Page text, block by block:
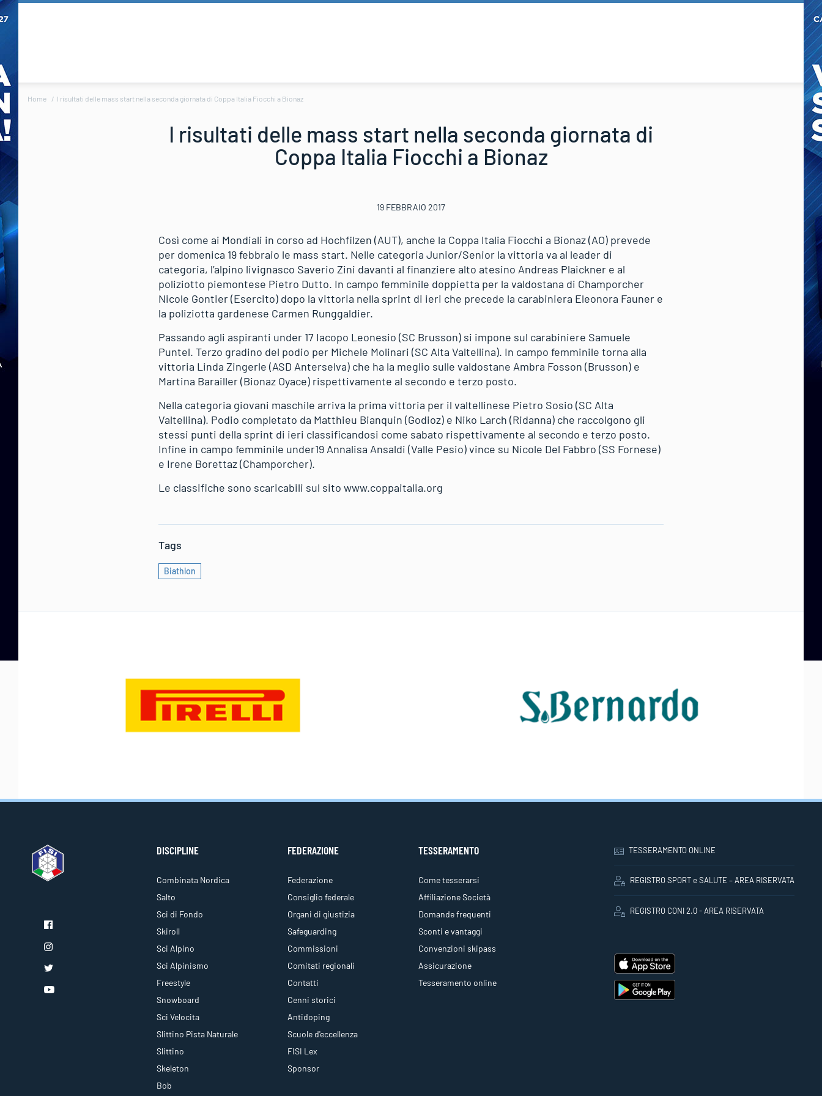
Home I risultati delle mass start nella seconda giornata di Coppa Italia Fiocchi a Bionaz
I risultati delle mass start nella seconda giornata di
Coppa Italia Fiocchi a Bionaz
19 FEBBRAIO 2017
Così come ai Mondiali in corso ad Hochfilzen (AUT), anche la Coppa Italia Fiocchi a Bionaz (AO) prevede
per domenica 19 febbraio le mass start. Nelle categoria Junior/Senior la vittoria va al leader di
categoria, l’alpino livignasco Saverio Zini davanti al finanziere alto atesino Andreas Plaickner e al
poliziotto piemontese Pietro Dutto. In campo femminile doppietta per la valdostana di Champorcher
Nicole Gontier (Esercito) dopo la vittoria nella sprint di ieri che precede la carabiniera Eleonora Fauner e
la poliziotta gardenese Carmen Runggaldier.
Passando agli aspiranti under 17 Iacopo Leonesio (SC Brusson) si impone sul carabiniere Samuele
Puntel. Terzo gradino del podio per Michele Molinari (SC Alta Valtellina). In campo femminile torna alla
vittoria Linda Zingerle (ASD Anterselva) che ha la meglio sulle valdostane Ambra Fosson (Brusson) e
Martina Barailler (Bionaz Oyace) rispettivamente al secondo e terzo posto.
Nella categoria giovani maschile arriva la prima vittoria per il valtellinese Pietro Sosio (SC Alta
Valtellina). Podio completato da Matthieu Bianquin (Godioz) e Niko Larch (Ridanna) che raccolgono gli
stessi punti della sprint di ieri classificandosi come sabato rispettivamente al secondo e terzo posto.
Infine in campo femminile under19 Annalisa Ansaldi (Valle Pesio) vince su Nicole Del Fabbro (SS Fornese)
e Irene Borettaz (Champorcher).
Le classifiche sono scaricabili sul sito www.coppaitalia.org
Tags
Biathlon
DISCIPLINE
Combinata Nordica
Salto
Sci di Fondo
Skiroll
Sci Alpino
Sci Alpinismo
Freestyle
Snowboard
Sci Velocita
Slittino Pista Naturale
Slittino
Skeleton
Bob
FEDERAZIONE
Federazione
Consiglio federale
Organi di giustizia
Safeguarding
Commissioni
Comitati regionali
Contatti
Cenni storici
Antidoping
Scuole d'eccellenza
FISI Lex
Sponsor
TESSERAMENTO
Come tesserarsi
Affiliazione Società
Domande frequenti
Sconti e vantaggi
Convenzioni skipass
Assicurazione
Tesseramento online
TESSERAMENTO ONLINE
REGISTRO SPORT e SALUTE – AREA RISERVATA
REGISTRO CONI 2.0 - AREA RISERVATA